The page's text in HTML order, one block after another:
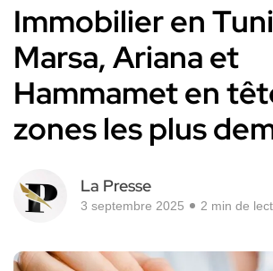
Immobilier en
Marsa, Ariana et
Hammamet en
zones les plus
La Presse
3 septembre 2025 2 min de